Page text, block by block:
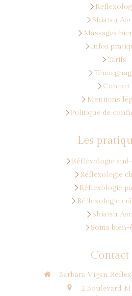
Shiatsu
Massages
Infos
Tarifs
Contact
Mentions
Politique de
Les
Réflexologie
Réflexologie
Réflexologie
Réflexologie
Shiatsu
Soins bien-
Contact
Barbara Vigan
2 Boulevard